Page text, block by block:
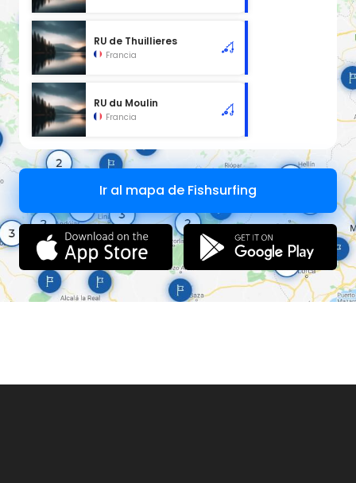
RU de Thuillieres
Francia
RU du Moulin
Francia
Ir al mapa de Fishsurfing